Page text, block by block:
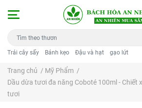
Trái cây sấy Bánh kẹo Đậu và hạt gạo lứt
Trang chủ / Mỹ Phẩm /
Dầu dừa tươi đa năng Coboté 100ml - Chiết
tươi